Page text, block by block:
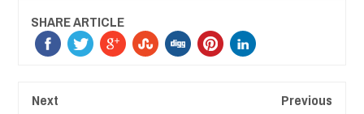
SHARE ARTICLE
Next Previous